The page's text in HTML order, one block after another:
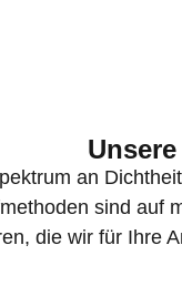
an
sind auf
die wir für Ihre